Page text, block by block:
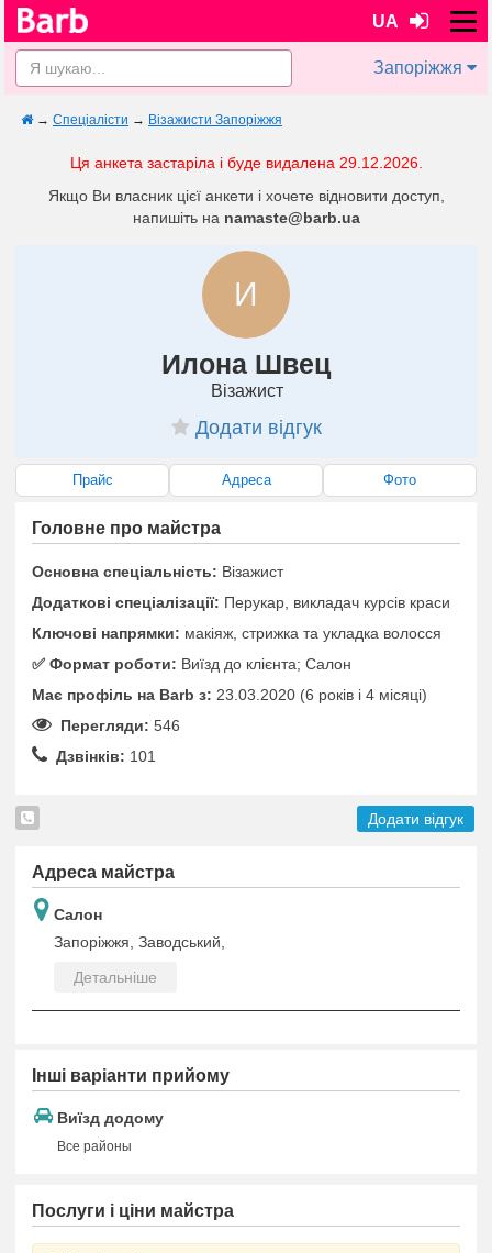
UA
Запоріжжя
→ Спеціалісти → Візажисти Запоріжжя
Ця анкета застаріла і буде видалена 29.12.2026.
Якщо Ви власник цієї анкети і хочете відновити доступ,
напишіть на namaste@barb.ua
И
Илона Швец
Візажист
Додати відгук
Прайс Адреса Фото
Головне про майстра
Основна спеціальність: Візажист
Додаткові спеціалізації: Перукар, викладач курсів краси
Ключові напрямки: макіяж, стрижка та укладка волосся
✅️ Формат роботи: Виїзд до клієнта; Салон
Має профіль на Barb з: 23.03.2020 (6 років i 4 місяці)
Перегляди: 546
Дзвінків: 101
Додати відгук
Адреса майстра
Салон
Запоріжжя, Заводський,
Детальніше
Інші варіанти прийому
Виїзд додому
Все районы
Послуги і ціни майстра